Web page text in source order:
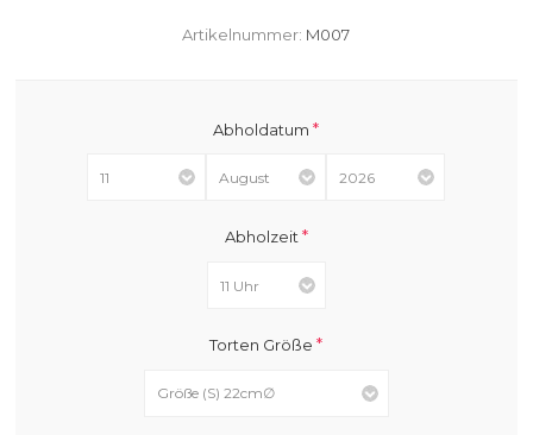
Artikelnummer: M007
Abholdatum*
Abholzeit *
Torten Größe*